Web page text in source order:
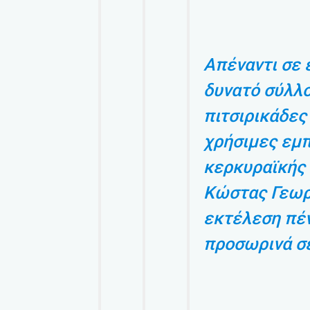
Απέναντι σε
δυνατό
χρήσιμες
Κώστας
εκτέλεση
προσωρινά